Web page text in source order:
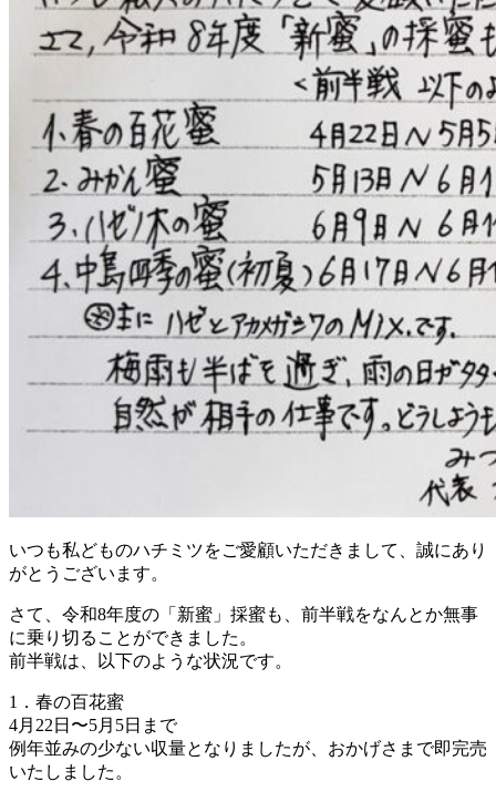
いつも私どものハチミツをご愛顧いただきまして、誠にあり
がとうございます。
さて、令和8年度の「新蜜」採蜜も、前半戦をなんとか無事
に乗り切ることができました。
前半戦は、以下のような状況です。
1．春の百花蜜
4月22日〜5月5日まで
例年並みの少ない収量となりましたが、おかげさまで即完売
いたしました。